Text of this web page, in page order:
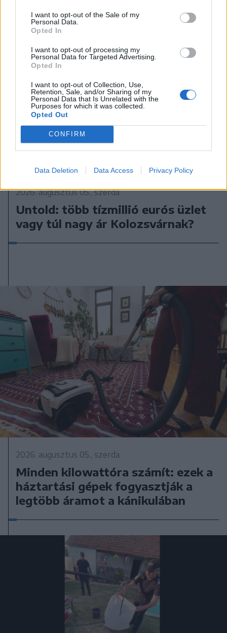
I want to opt-out of the Sale of my
Personal Data.
Opted In
I want to opt-out of processing my
Personal Data for Targeted Advertising.
Opted In
I want to opt-out of Collection, Use,
Retention, Sale, and/or Sharing of my
Personal Data that Is Unrelated with the
Purposes for which it was collected.
Opted Out
CONFIRM
Data Deletion Data Access Privacy Policy
2026. augusztus 05., szerda
Untold: több tízmillió eurós üzlet
vagy túl nagy ár Kolozsvárnak?
2026. augusztus 05., szerda
Minden kilowattóra számít: ezek a
háztartási gépek fogyasztják a
legtöbb áramot a kánikulában